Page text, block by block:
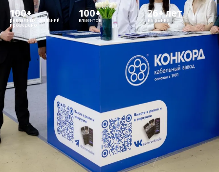
рекламных кампаний
проведено
100+
клиентов
100+
на рынке
26+ лет